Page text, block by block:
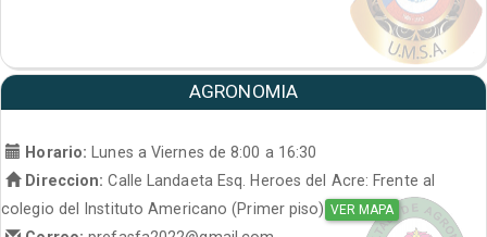
AGRONOMIA
Horario:
Lunes a Viernes de 8:00 a 16:30
Direccion: Calle Landaeta Esq. Heroes del Acre: Frente al
colegio del Instituto Americano (Primer piso) VER MAPA